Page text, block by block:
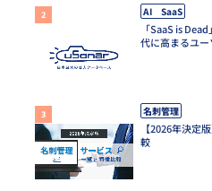
AI SaaS
「SaaS is
代に高まるユ
名刺管理
【2026年決定
較